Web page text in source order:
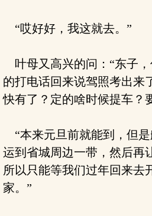
“哎好好，我这就去。”
叶母又高兴的问：“东子
的打电话回来说驾照考出来
快有了？定的啥时候提车？
“本来元旦前就能到，但
运到省城周边一带，然后再
所以只能等我们过年回来去
家。”